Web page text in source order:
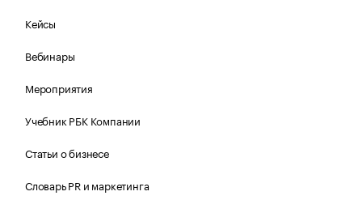
Кейсы
Вебинары
Мероприятия
Учебник РБК Компании
Статьи о бизнесе
Словарь PR и маркетинга